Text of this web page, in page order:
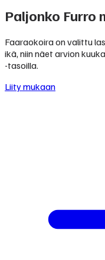
Paljonko Furro
Faaraokoira on valittu
ikä, niin näet arvion
-tasoilla.
Liity mukaan